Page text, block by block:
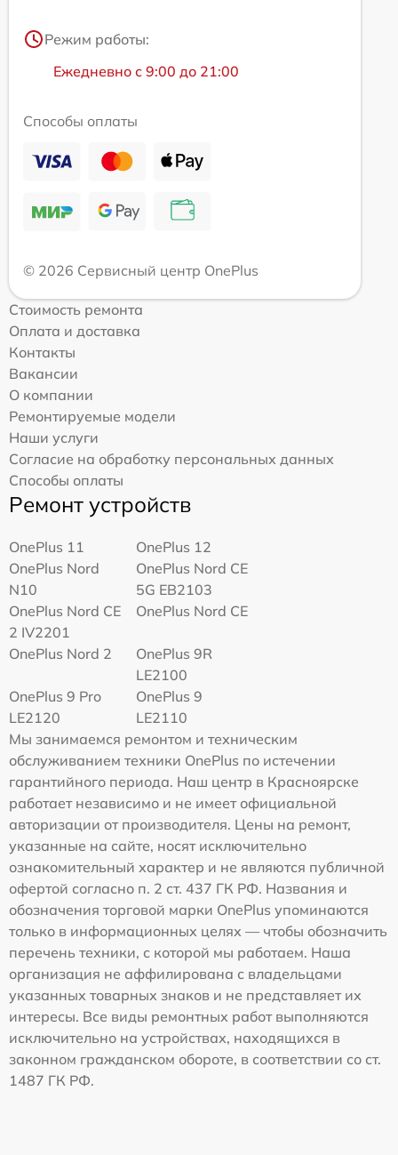
Режим работы:
Ежедневно с 9:00 до 21:00
Способы оплаты
© 2026 Сервисный центр OnePlus
Стоимость ремонта
Оплата и доставка
Контакты
Вакансии
О компании
Ремонтируемые модели
Наши услуги
Согласие на обработку персональных данных
Способы оплаты
Ремонт устройств
OnePlus 11
OnePlus 12
OnePlus Nord
N10
OnePlus Nord CE
5G EB2103
OnePlus Nord CE
2 IV2201
OnePlus Nord CE
OnePlus Nord 2
OnePlus 9R
LE2100
OnePlus 9 Pro
LE2120
OnePlus 9
LE2110
Мы занимаемся ремонтом и техническим
обслуживанием техники OnePlus по истечении
гарантийного периода. Наш центр в Красноярске
работает независимо и не имеет официальной
авторизации от производителя. Цены на ремонт,
указанные на сайте, носят исключительно
ознакомительный характер и не являются публичной
офертой согласно п. 2 ст. 437 ГК РФ. Названия и
обозначения торговой марки OnePlus упоминаются
только в информационных целях — чтобы обозначить
перечень техники, с которой мы работаем. Наша
организация не аффилирована с владельцами
указанных товарных знаков и не представляет их
интересы. Все виды ремонтных работ выполняются
исключительно на устройствах, находящихся в
законном гражданском обороте, в соответствии со ст.
1487 ГК РФ.